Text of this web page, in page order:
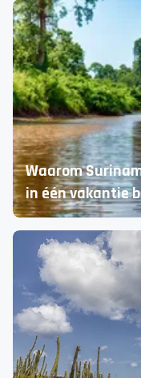
5 wellness
Ontspannen in
Waarom
in één vakantie